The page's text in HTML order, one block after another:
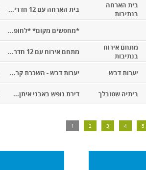
בית הארחה
בנתיבות
בית הארחה עם 12 חדרי...
*מחפשים מקום* *לחופ...
מתחם אירוח
בנתיבות
מתחם אירוח עם 12 חדר...
יערות דבש יערות דבש - השכרת קר...
ביתיה שטובלך דירת נופש באבני איתן...
1 2 3 4 5